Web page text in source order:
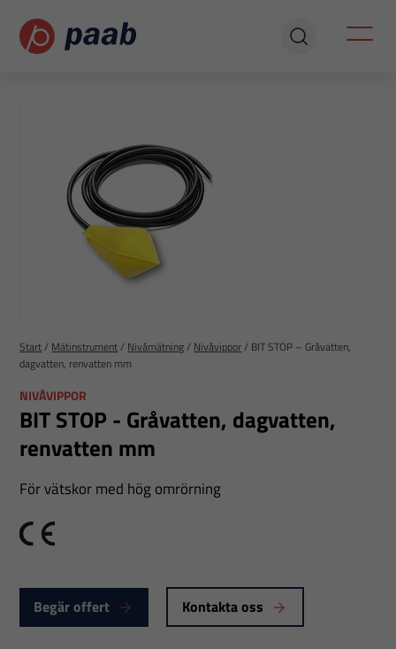
Start/ Mätinstrument/ Nivåmätning/ Nivåvippor/ BIT STOP – Gråvatten,
dagvatten, renvatten mm
NIVÅVIPPOR
BIT STOP - Gråvatten, dagvatten,
renvatten mm
För vätskor med hög omrörning
CE
Begär offert Kontakta oss